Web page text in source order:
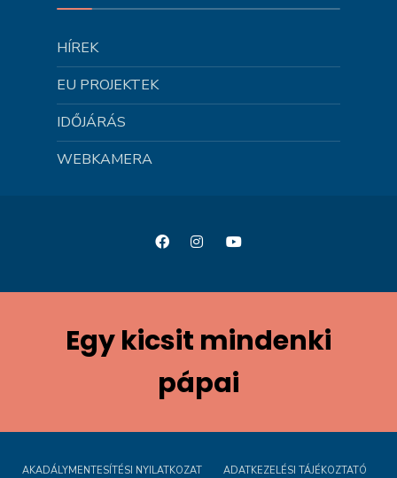
HÍREK
EU PROJEKTEK
IDŐJÁRÁS
WEBKAMERA
Egy kicsit mindenki
pápai
AKADÁLYMENTESÍTÉSI NYILATKOZAT ADATKEZELÉSI TÁJÉKOZTATÓ